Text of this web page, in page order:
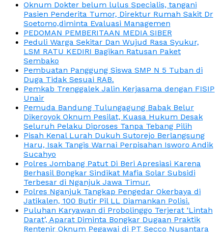
Oknum Dokter belum lulus Specialis, tangani
Pasien Penderita Tumor, Direktur Rumah Sakit Dr
Soetomo,diminta Evaluasi Managemen
PEDOMAN PEMBERITAAN MEDIA SIBER
Peduli Warga Sekitar Dan Wujud Rasa Syukur,
LSM RATU KEDIRI Bagikan Ratusan Paket
Sembako
Pembuatan Panggung Siswa SMP N 5 Tuban di
Duga Tidak Sesuai RAB.
Pemkab Trenggalek Jalin Kerjasama dengan FISIP
Unair
Pemuda Bandung Tulungagung Babak Belur
Dikeroyok Oknum Pesilat, Kuasa Hukum Desak
Seluruh Pelaku Diproses Tanpa Tebang Pilih
Pisah Kenal Lurah Dukuh Sutorejo Berlangsung
Haru, Isak Tangis Warnai Perpisahan Isworo Andik
Sucahyo
Polres Jombang Patut Di Beri Apresiasi Karena
Berhasil Bongkar Sindikat Mafia Solar Subsidi
Terbesar di Nganjuk Jawa Timur.
Polres Nganjuk Tangkap Pengedar Okerbaya di
Jatikalen, 100 Butir Pil LL Diamankan Polisi.
Puluhan Karyawan di Probolinggo Terjerat ‘Lintah
Darat’, Aparat Diminta Bongkar Dugaan Praktik
Rentenir Oknum Pegawai di PT Secco Nusantara